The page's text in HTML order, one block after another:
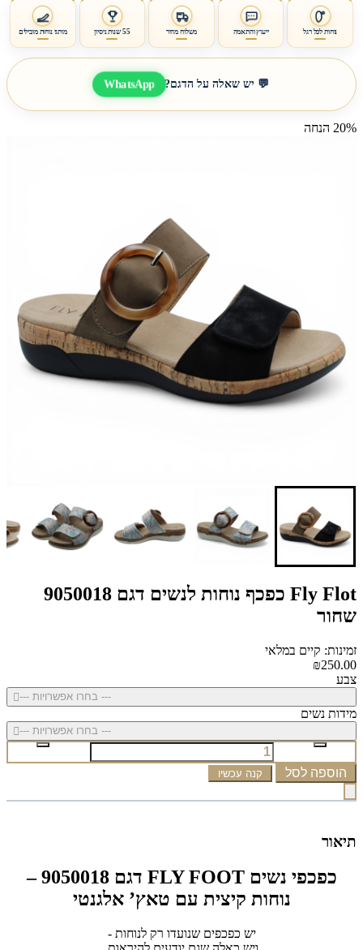
נוחות לכל רגל ייעוץ והתאמה משלוח מהיר 55 שנות ניסיון מותגי נוחות מובילים
💬 יש שאלה על הדגם? WhatsApp
20% הנחה
Fly Flot כפכף נוחות לנשים דגם 9050018
שחור
זמינות: קיים במלאי
₪250.00
צבע
--- בחרו אפשרויות ---
מידות נשים
--- בחרו אפשרויות ---
הוספה לסל קנה עכשיו
תיאור
כפכפי נשים FLY FOOT דגם 9050018 –
נוחות קיצית עם טאץ’ אלגנטי
יש כפכפים שנועדו רק לנוחות -